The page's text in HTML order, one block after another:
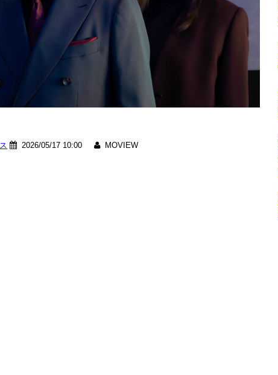
2026/05/17 10:00 MOVIEW